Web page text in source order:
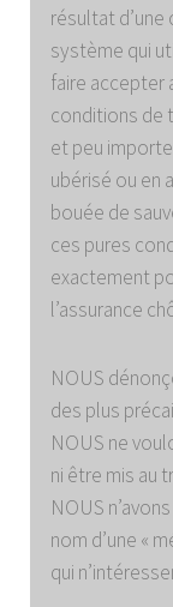
résultat d’une
système qui
faire accepter
conditions de
et peu
ubérisé ou en
bouée de
ces pures
exactement
l’assurance
NOUS
des plus
NOUS ne
ni être mis au
NOUS
nom d’une «
qui